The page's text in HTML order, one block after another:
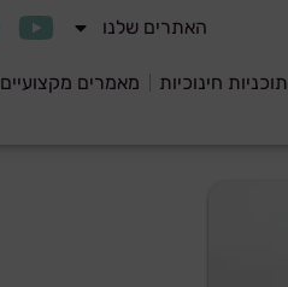
האתרים שלנו
תוכניות חינוכיות מאמרים מקצועיים